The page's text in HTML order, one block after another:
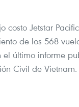
costo Jetstar
de los 568
el último informe
Civil de Vietnam.